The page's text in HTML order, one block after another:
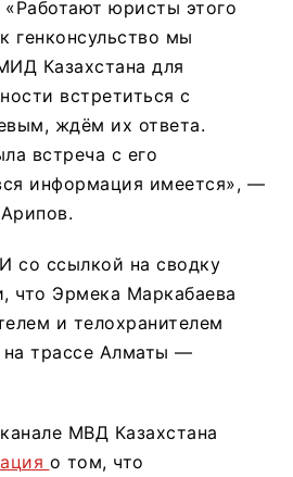
«Работают юристы этого
генконсульство мы
Казахстана для
встретиться с
ждём их ответа.
встреча с его
информация имеется», —
со ссылкой на сводку
что Эрмека Маркабаева
и телохранителем
трассе Алматы —
МВД Казахстана
о том, что